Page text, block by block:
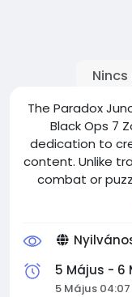
The Paradox
Black Ops 7
dedication to
content. Unlike
combat or
skillful
carefully,
jumps, players
this engaging
friends, the
depth and
5 Május - 6
5 Május